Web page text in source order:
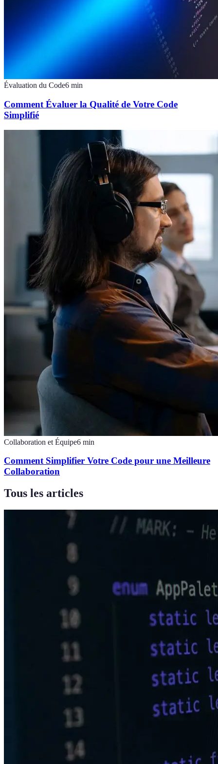
Évaluation du Code6 min
Comment Évaluer la Qualité de Votre Code
Simplifié
Collaboration et Équipe6 min
Comment Simplifier Votre Code pour une Meilleure
Collaboration
Tous les articles